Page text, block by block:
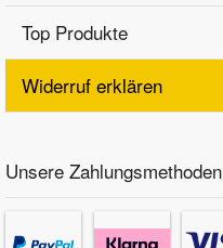
Top Produkte
Widerruf erklären
Unsere Zahlungsmethoden